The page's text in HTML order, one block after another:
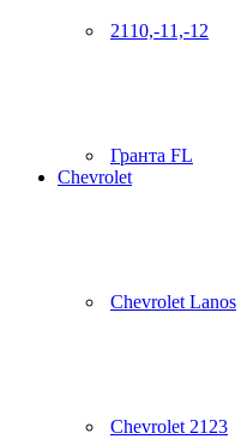
2110,-11,-12
Гранта FL
Chevrolet
Chevrolet Lanos
Chevrolet 2123